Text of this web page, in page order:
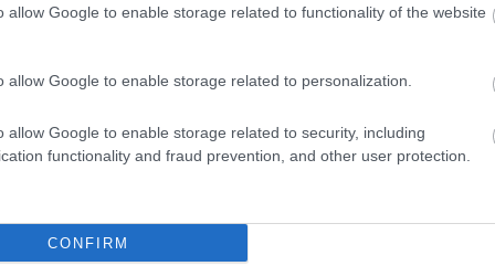
allow Google to enable storage related to functionality of the website
allow Google to enable storage related to personalization.
allow Google to enable storage related to security, including
functionality and fraud prevention, and other user protection.
CONFIRM
feszített?